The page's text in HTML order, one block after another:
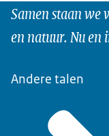
Samen staan we
en natuur. Nu en
Andere talen